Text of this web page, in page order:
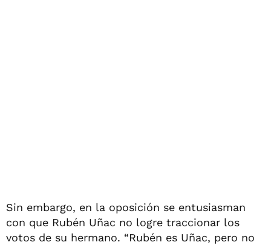
Sin embargo, en la oposición se entusiasman
con que Rubén Uñac no logre traccionar los
votos de su hermano. “Rubén es Uñac, pero no